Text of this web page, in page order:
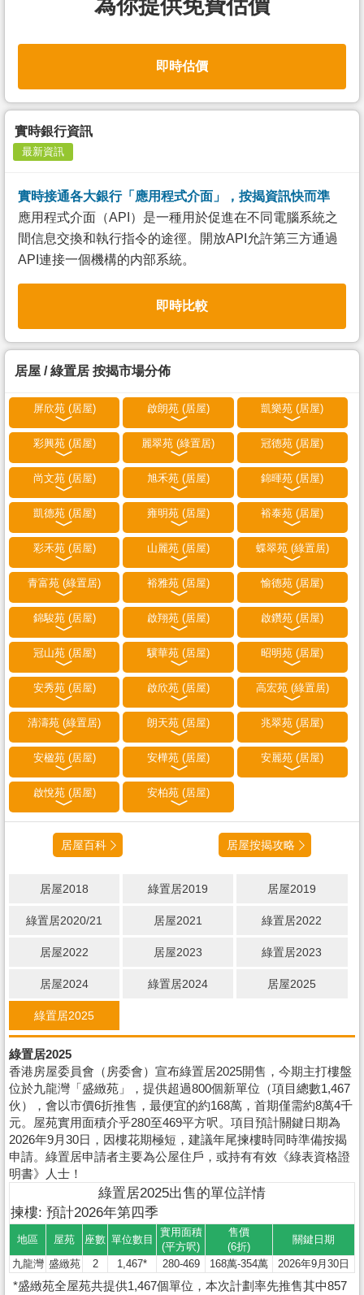
為你提供免費估價
即時估價
實時銀行資訊
最新資訊
實時接通各大銀行「應用程式介面」，按揭資訊快而準
應用程式介面（API）是一種用於促進在不同電腦系統之
間信息交換和執行指令的途徑。開放API允許第三方通過
API連接一個機構的内部系統。
即時比較
居屋 / 綠置居 按揭市場分佈
屏欣苑 (居屋) 啟朗苑 (居屋) 凱樂苑 (居屋)
彩興苑 (居屋) 麗翠苑 (綠置居) 冠德苑 (居屋)
尚文苑 (居屋) 旭禾苑 (居屋) 錦暉苑 (居屋)
凱德苑 (居屋) 雍明苑 (居屋) 裕泰苑 (居屋)
彩禾苑 (居屋) 山麗苑 (居屋) 蝶翠苑 (綠置居)
青富苑 (綠置居) 裕雅苑 (居屋) 愉德苑 (居屋)
錦駿苑 (居屋) 啟翔苑 (居屋) 啟鑽苑 (居屋)
冠山苑 (居屋) 驥華苑 (居屋) 昭明苑 (居屋)
安秀苑 (居屋) 啟欣苑 (居屋) 高宏苑 (綠置居)
清濤苑 (綠置居) 朗天苑 (居屋) 兆翠苑 (居屋)
安楹苑 (居屋) 安樺苑 (居屋) 安麗苑 (居屋)
啟悅苑 (居屋) 安柏苑 (居屋)
居屋百科 居屋按揭攻略
居屋2018 綠置居2019 居屋2019
綠置居2020/21 居屋2021 綠置居2022
居屋2022 居屋2023 綠置居2023
居屋2024 綠置居2024 居屋2025
綠置居2025
綠置居2025
香港房屋委員會（房委會）宣布綠置居2025開售，今期主打樓盤
位於九龍灣「盛緻苑」，提供超過800個新單位（項目總數1,467
伙），會以市價6折推售，最便宜的約168萬，首期僅需約8萬4千
元。屋苑實用面積介乎280至469平方呎。項目預計關鍵日期為
2026年9月30日，因樓花期極短，建議年尾揀樓時同時準備按揭
申請。綠置居申請者主要為公屋住戶，或持有有效《綠表資格證
明書》人士！
綠置居2025出售的單位詳情
揀樓: 預計2026年第四季
地區 屋苑 座數 單位數目
實用面積
(平方呎)
售價
(6折)
關鍵日期
九龍灣 盛緻苑 2 1,467* 280-469 168萬-354萬 2026年9月30日
*盛緻苑全屋苑共提供1,467個單位，本次計劃率先推售其中857